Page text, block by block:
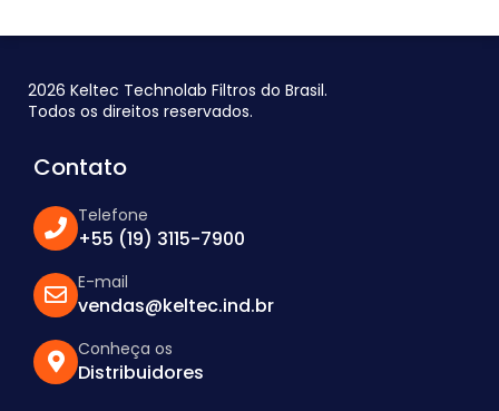
2026 Keltec Technolab Filtros do Brasil.
Todos os direitos reservados.
Contato
Telefone
+55 (19) 3115-7900
E-mail
vendas@keltec.ind.br
Conheça os
Distribuidores